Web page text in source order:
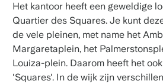
Het kantoor heeft een geweldige
Quartier des Squares. Je kunt
de vele pleinen, met name het
Margaretaplein, het
Louiza-plein. Daarom heeft het
'Squares'. In de wijk zijn